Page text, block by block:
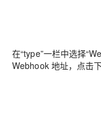
在“type”一栏中选择
Webhook 地址，点击下